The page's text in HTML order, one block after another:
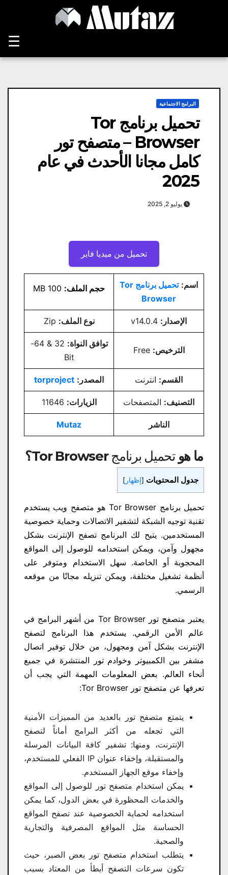
☰
البرامج الاجتماعية
تحميل برنامج Tor
Browser – متصفح تور
كامل مجانا الأحدث في عام
2025
يوليو 2, 2025
تحميل من ميديا ​​فاير
اسم:
تحميل برنامج Tor
Browser
حجم الملف:
الإصدار: نوع الملف:
الترخيص: Free
توافق النواة:
32 & 64-
Bit
القسم: انترنت المصدر: torproject
التصنيف: المتصفحات الزيارات:
الناشر Mutaz
ما هوتحميل برنامج Tor Browser ؟
جدول المحتويات [إظهار ]
تحميل برنامج Tor Browser هو متصفح ويب يستخدم
تقنية توجيه الشبكة لتشفير الاتصالات وحماية خصوصية
المستخدمين. يتيح لك البرنامج تصفح الإنترنت بشكل
مجهول وآمن، ويمكن استخدامه للوصول إلى المواقع
المحجوبة أو الخاصة. سهل الاستخدام ومتوفر على
أنظمة تشغيل مختلفة، ويمكن تنزيله مجانًا من موقعه
الرسمي.
يعتبر متصفح تور Tor Browser من أشهر البرامج في
عالم الأمن الرقمي. يستخدم هذا البرنامج لتصفح
الإنترنت بشكل آمن ومجهول، من خلال توفير اتصال
مشفر بين الكمبيوتر وخوادم تور المنتشرة في جميع
أنحاء العالم. بعض المعلومات المهمة التي يجب أن
تعرفها عن متصفح تور Tor Browser:
يتمتع متصفح تور بالعديد من المميزات الأمنية
التي تجعله من أكثر البرامج أماناً لتصفح
الإنترنت، ومنها: تشفير كافة البيانات المرسلة
والمستقبلة، وإخفاء عنوان IP الفعلي للمستخدم،
وإخفاء موقع الجهاز المستخدم.
يمكن استخدام متصفح تور للوصول إلى المواقع
والخدمات المحظورة في بعض الدول، كما يمكن
استخدامه لحماية الخصوصية عند تصفح المواقع
الحساسة مثل المواقع المصرفية والتجارية
والصحية.
يتطلب استخدام متصفح تور بعض الصبر، حيث
تكون سرعات التصفح أبطأ من المعتاد بسبب